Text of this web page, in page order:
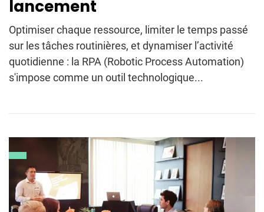
lancement
Optimiser chaque ressource, limiter le temps passé
sur les tâches routinières, et dynamiser l’activité
quotidienne : la RPA (Robotic Process Automation)
s'impose comme un outil technologique...